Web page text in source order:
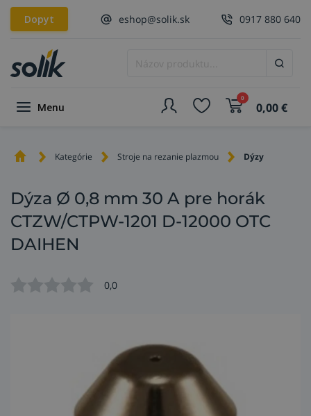
Dopyt eshop@solik.sk 0917 880 640
Menu
0
0,00€
Kategórie Stroje na rezanie plazmou Dýzy
Dýza Ø 0,8 mm 30 A pre horák
CTZW/CTPW-1201 D-12000 OTC
DAIHEN
0,0